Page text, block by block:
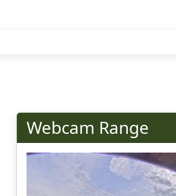
Webcam Range